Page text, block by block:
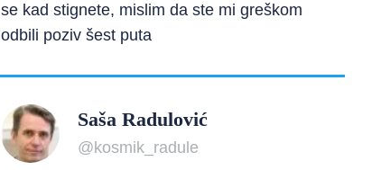
se kad stignete, mislim da ste mi greškom
odbili poziv šest puta
Saša Radulović
@kosmik_radule